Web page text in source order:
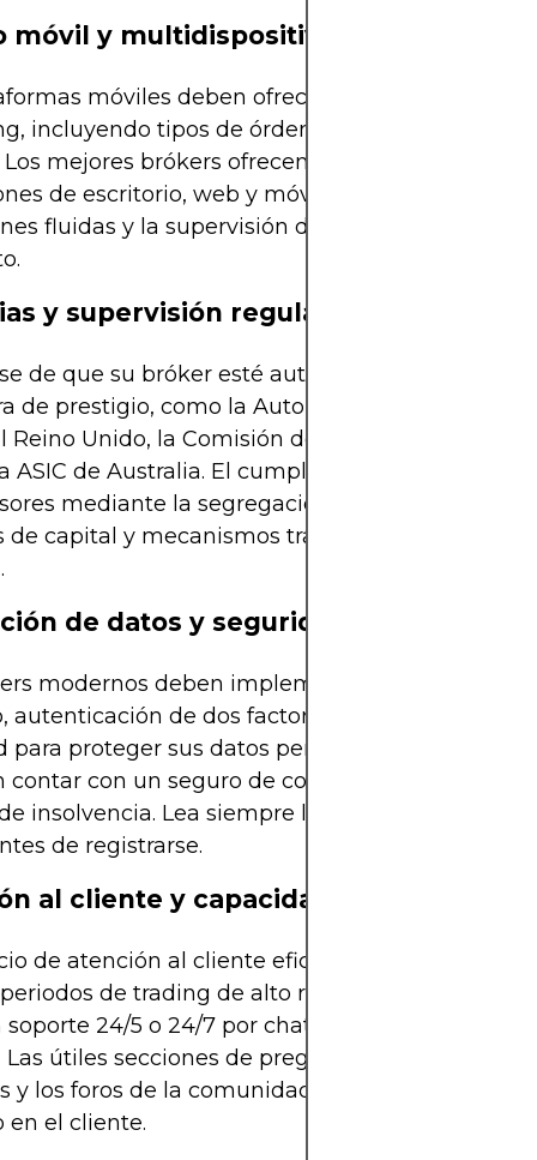
móvil y multidispositivo
móviles deben ofrecer funcionalidades
incluyendo tipos de órdenes, gráficos y
mejores brókers ofrecen sincronización entre
de escritorio, web y móviles, lo que garantiza
fluidas y la supervisión de la cartera en
y supervisión regulatoria
de que su bróker esté autorizado por una
de prestigio, como la Autoridad de Conducta
Reino Unido, la Comisión de Bolsa y Valores de
ASIC de Australia. El cumplimiento normativo
mediante la segregación de cuentas,
de capital y mecanismos transparentes de
de datos y seguridad de la cuenta
modernos deben implementar cifrado de
autenticación de dos factores (2FA) y alertas de
para proteger sus datos personales y fondos.
contar con un seguro de compensación para
insolvencia. Lea siempre las políticas de
de registrarse.
al cliente y capacidad de respuesta
de atención al cliente eficiente es vital,
de trading de alto riesgo. Busque
24/5 o 24/7 por chat, correo electrónico y
útiles secciones de preguntas frecuentes, los
y los foros de la comunidad también indican
en el cliente.